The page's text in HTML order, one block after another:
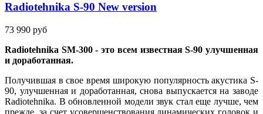
Radiotehnika S-90 New version
73 990 руб
Radiotehnika SM-300 - это всем известная S-90 улучшенная
и доработанная.
Получившая в свое время широкую популярность акустика S-
90, улучшенная и доработанная, снова выпускается на заводе
Radiotehnika. В обновленной модели звук стал еще лучше, чем
прежде, за счет усовершенствования динамических головок и